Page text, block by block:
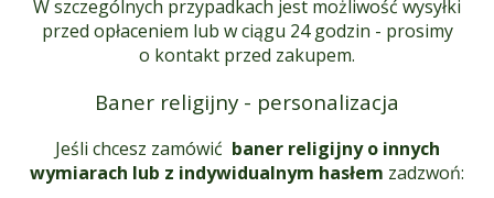
W szczególnych przypadkach jest możliwość wysyłki
przed opłaceniem lub w ciągu 24 godzin - prosimy
o kontakt przed zakupem.
Baner religijny - personalizacja
Jeśli chcesz zamówić baner religijny o innych
wymiarach lub z indywidualnym hasłem zadzwoń: